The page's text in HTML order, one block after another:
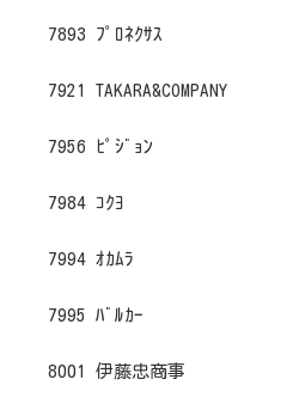
7893 ﾌﾟﾛﾈｸｻｽ
7921 TAKARA&COMPANY
7956 ﾋﾟｼﾞｮﾝ
7984 ｺｸﾖ
7994 ｵｶﾑﾗ
7995 ﾊﾞﾙｶｰ
8001 伊藤忠商事